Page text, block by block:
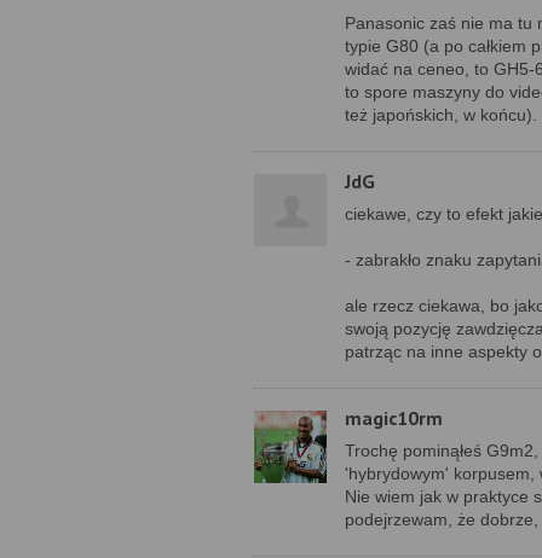
Panasonic zaś nie ma tu
typie G80 (a po całkiem
widać na ceneo, to GH5-
to spore maszyny do
też japońskich, w końcu).
JdG
ciekawe, czy to efekt
- zabrakło znaku
ale rzecz ciekawa, bo
swoją pozycję
patrząc na inne aspekty
magic10rm
Trochę pominąłeś
'hybrydowym' korpusem,
Nie wiem jak w praktyce
podejrzewam, że